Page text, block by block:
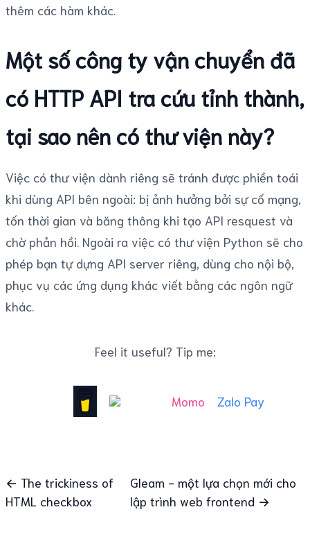
thêm các hàm khác.
Một số công ty vận chuyển đã
có HTTP API tra cứu tỉnh thành,
tại sao nên có thư viện này?
Việc có thư viện dành riêng sẽ tránh được phiền toái
khi dùng API bên ngoài: bị ảnh hưởng bởi sự cố mạng,
tốn thời gian và băng thông khi tạo API resquest và
chờ phản hồi. Ngoài ra việc có thư viện Python sẽ cho
phép bạn tự dựng API server riêng, dùng cho nội bộ,
phục vụ các ứng dụng khác viết bằng các ngôn ngữ
khác.
Feel it useful? Tip me:
Momo Zalo Pay
← The trickiness of
HTML checkbox
Gleam - một lựa chọn mới cho
lập trình web frontend →